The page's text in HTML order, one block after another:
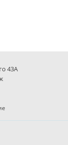
43А